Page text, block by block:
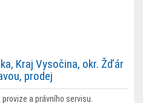
Kraj Vysočina, okr. Žďár
prodej
a právního servisu.